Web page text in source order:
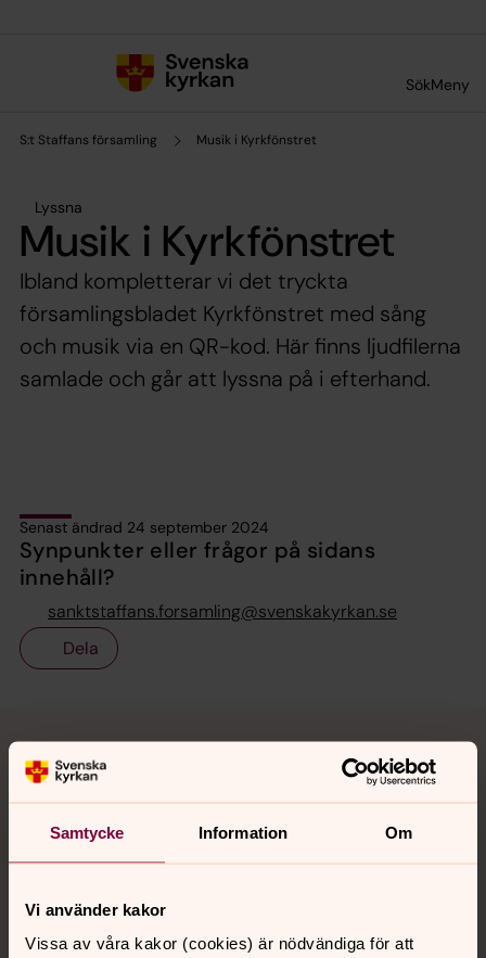
Samtycke Information Om
Vi använder kakor
Vissa av våra kakor (cookies) är nödvändiga för att
SökMeny
S:t Staffans församling Musik i Kyrkfönstret
Lyssna
Musik i Kyrkfönstret
Ibland kompletterar vi det tryckta
församlingsbladet Kyrkfönstret med sång
och musik via en QR-kod. Här finns ljudfilerna
samlade och går att lyssna på i efterhand.
Senast ändrad 24 september 2024
Synpunkter eller frågor på sidans
innehåll?
sanktstaffans.forsamling@svenskakyrkan.se
Dela
Kontakt
Kalender